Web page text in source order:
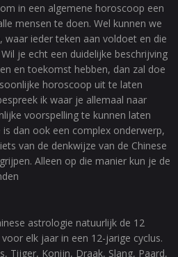
in een algemene horoscoop een
mensen te doen. Wel kunnen we
waar ieder teken aan voldoet en die
je echt een duidelijke beschrijving
en toekomst hebben, dan zal doe
horoscoop uit te laten
ik waar je allemaal naar
voorspelling te kunnen laten
dan ook een complex onderwerp,
van de denkwijze van de Chinese
Alleen op die manier kun je de
astrologie natuurlijk de 12
elk jaar in een 12-jarige cyclus.
Tijger, Konijn, Draak, Slang, Paard,